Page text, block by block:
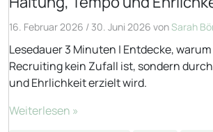
16. Februar 2026 / 30. Juni 2026 vonSarah
Lesedauer 3 Minuten | Entdecke,
Recruiting kein Zufall ist, sondern
und Ehrlichkeit erzielt wird.
Weiterlesen »